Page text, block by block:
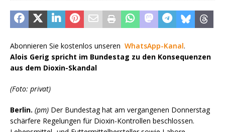
Abonnieren Sie kostenlos unseren WhatsApp-Kanal.
Alois Gerig spricht im Bundestag zu den Konsequenzen
aus dem Dioxin-Skandal
(Foto: privat)
Berlin. (pm) Der Bundestag hat am vergangenen Donnerstag
schärfere Regelungen für Dioxin-Kontrollen beschlossen.